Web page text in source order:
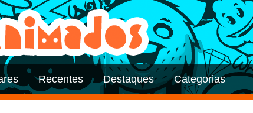
Recentes Destaques Categorias